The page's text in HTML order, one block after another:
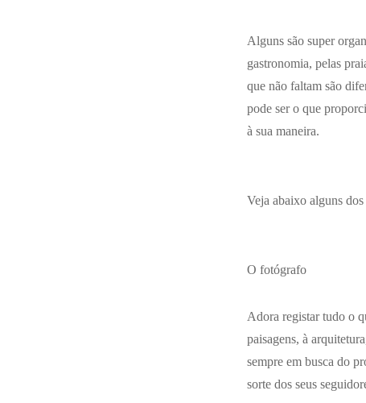
Alguns são super
gastronomia, pelas
que não faltam são
pode ser o que
à sua maneira.
Veja abaixo alguns
O fotógrafo
Adora registar tudo o
paisagens, à
sempre em busca do
sorte dos seus